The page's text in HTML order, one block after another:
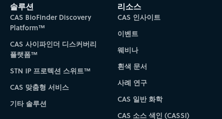
솔루션
CAS BioFinder Discovery
Platform™
CAS 사이파인더 디스커버리
플랫폼™
STN IP 프로텍션 스위트™
CAS 맞춤형 서비스
기타 솔루션
리소스
CAS 인사이트
이벤트
웨비나
흰색 문서
사례 연구
CAS 일반 화학
CAS 소스 색인 (CASSI)